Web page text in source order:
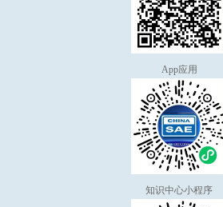
App应用
知识中心小程序